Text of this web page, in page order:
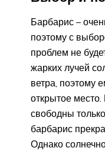
Барбарис –
поэтому с
проблем не
жарких лучей
ветра, поэтому
открытое
свободны
барбарис
Однако